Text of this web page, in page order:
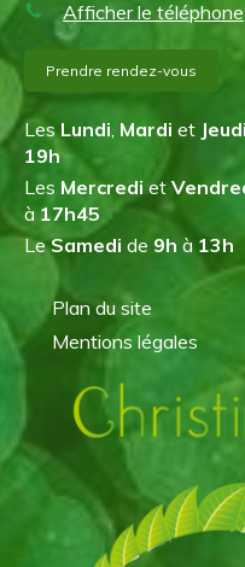
Afficher le téléphone
Prendre rendez-vous
LesLundi, Mardi et Jeudi
19h
Les Mercrediet
à17h45
LeSamedi de 9h à 13h
Plan du site
Mentions légales